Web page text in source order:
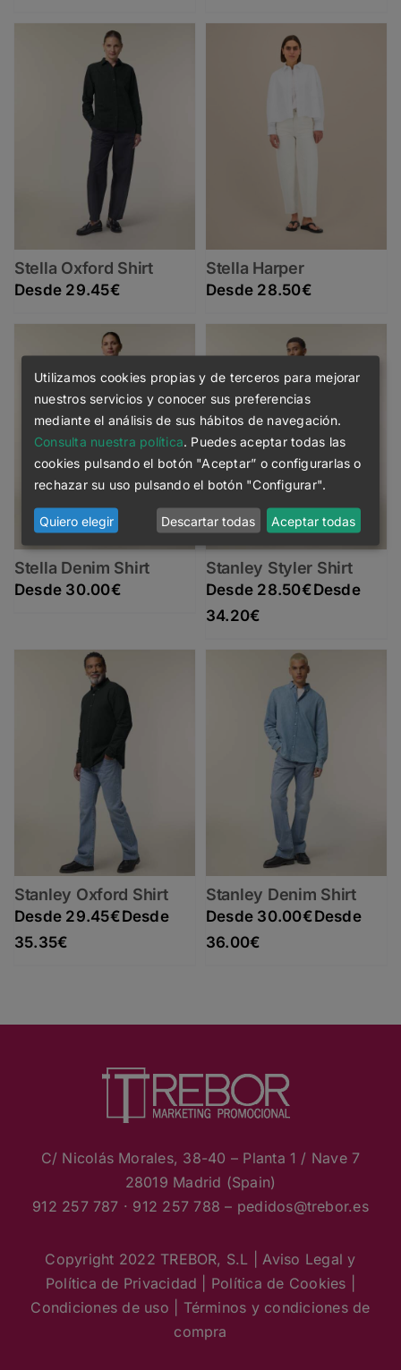
Stella Oxford Shirt
29.45€
Stella Harper
28.50€
Stella Denim Shirt
30.00€
Stanley Styler Shirt
28.50€
34.20€
Stanley Oxford Shirt
29.45€
35.35€
Stanley Denim Shirt
30.00€
36.00€
C/ Nicolás Morales, 38-40 – Planta 1 / Nave 7
28019 Madrid (Spain)
912 257 787 · 912 257 788 – pedidos@trebor.es
Copyright 2022 TREBOR, S.L | Aviso Legal y
Política de Privacidad
Política de Cookies
Condiciones de uso
Términos y condiciones de
compra
Utilizamos cookies propias y de terceros para mejorar
nuestros servicios y conocer sus preferencias
mediante el análisis de sus hábitos de navegación.
Consulta nuestra política. Puedes aceptar todas las
cookies pulsando el botón "Aceptar” o configurarlas o
rechazar su uso pulsando el botón "Configurar".
Quiero elegir Descartar todas Aceptar todas